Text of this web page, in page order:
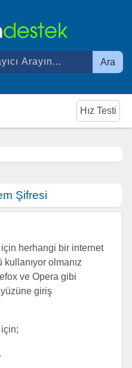
Ara
Hız Testi
Şifresi
herhangi bir internet
kullanıyor olmanız
ve Opera gibi
giriş